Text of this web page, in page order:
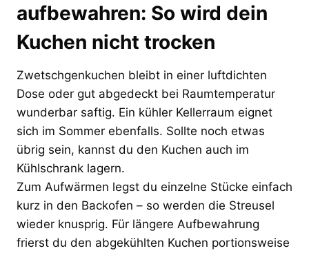
aufbewahren: So wird dein
Kuchen nicht trocken
Zwetschgenkuchen bleibt in einer luftdichten
Dose oder gut abgedeckt bei Raumtemperatur
wunderbar saftig. Ein kühler Kellerraum eignet
sich im Sommer ebenfalls. Sollte noch etwas
übrig sein, kannst du den Kuchen auch im
Kühlschrank lagern.
Zum Aufwärmen legst du einzelne Stücke einfach
kurz in den Backofen – so werden die Streusel
wieder knusprig. Für längere Aufbewahrung
frierst du den abgekühlten Kuchen portionsweise